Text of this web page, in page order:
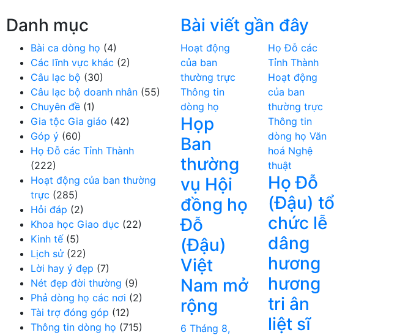
Danh mục
Bài ca dòng họ (4)
Các lĩnh vực khác (2)
Câu lạc bộ (30)
Câu lạc bộ doanh nhân (55)
Chuyên đề (1)
Gia tộc Gia giáo (42)
Góp ý (60)
Họ Đỗ các Tỉnh Thành
(222)
Hoạt động của ban thường
trực (285)
Hỏi đáp (2)
Khoa học Giao dục (22)
Kinh tế(5)
Lịch sử(22)
Lời hay ý đẹp (7)
Nét đẹp đời thường (9)
Phả dòng họ các nơi (2)
Tài trợ đóng góp (12)
Thông tin dòng họ (715)
Bài viết gần đây
Hoạt động
của ban
thường trực
Thông tin
dòng họ
Họp
Ban
thường
vụ Hội
đồng họ
Đỗ
(Đậu)
Việt
Nam mở
rộng
6 Tháng 8,
Họ Đỗ các
Tỉnh Thành
Hoạt động
của ban
thường trực
Thông tin
dòng họ Văn
hoá Nghệ
thuật
Họ Đỗ
(Đậu) tổ
chức lễ
dâng
hương
hương
tri ân
liệt sĩ